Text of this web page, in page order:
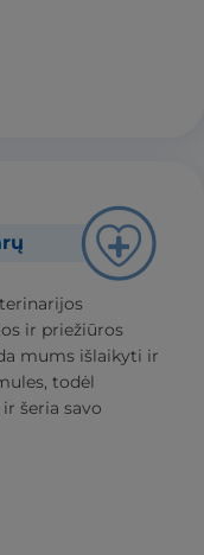
ir priežiūros
mums išlaikyti ir
todėl
šeria savo